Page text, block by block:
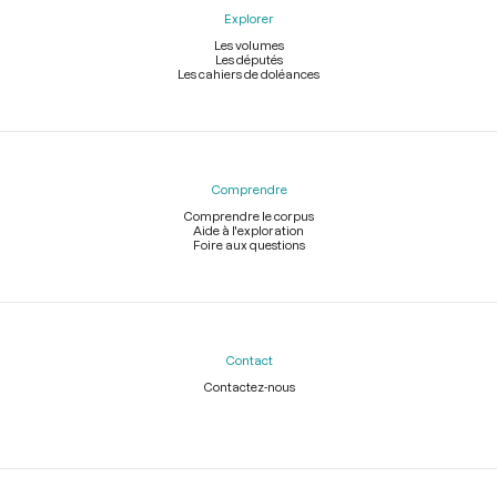
Explorer
Les volumes
Les députés
Les cahiers de doléances
Comprendre
Comprendre le corpus
Aide à l'exploration
Foire aux questions
Contact
Contactez-nous
Légal